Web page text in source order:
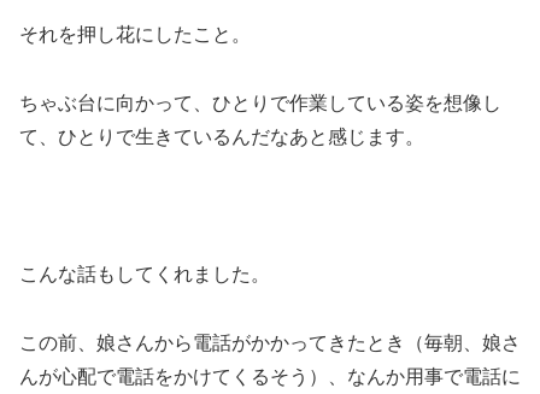
それを押し花にしたこと。
ちゃぶ台に向かって、ひとりで作業している姿を想像し
て、ひとりで生きているんだなあと感じます。
こんな話もしてくれました。
この前、娘さんから電話がかかってきたとき（毎朝、娘さ
んが心配で電話をかけてくるそう）、なんか用事で電話に